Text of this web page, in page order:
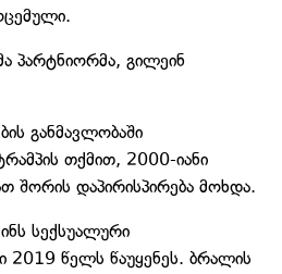
პარტნიორმა, გილეინ
განმავლობაში
თქმით, 2000-იანი
შორის დაპირისპირება მოხდა.
სექსუალური
2019 წელს წაუყენეს. ბრალის